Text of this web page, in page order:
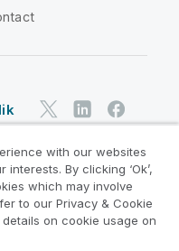
with our websites
By clicking ‘Ok’,
which may involve
to our Privacy & Cookie
details on cookie usage on